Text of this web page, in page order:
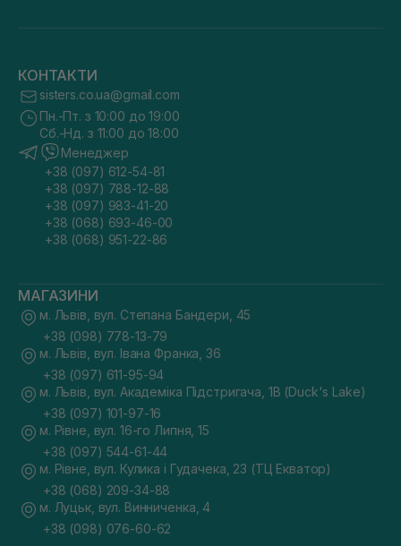
КОНТАКТИ
sisters.co.ua@gmail.com
Пн.-Пт. з 10:00 до 19:00
Сб.-Нд. з 11:00 до 18:00
Менеджер
+38 (097) 612-54-81
+38 (097) 788-12-88
+38 (097) 983-41-20
+38 (068) 693-46-00
+38 (068) 951-22-86
МАГАЗИНИ
м. Львів, вул. Степана Бандери, 45
+38 (098) 778-13-79
м. Львів, вул. Івана Франка, 36
+38 (097) 611-95-94
м. Львів, вул. Академіка Підстригача, 1В (Duck's Lake)
+38 (097) 101-97-16
м. Рівне, вул. 16-го Липня, 15
+38 (097) 544-61-44
м. Рівне, вул. Кулика і Гудачека, 23 (ТЦ Екватор)
+38 (068) 209-34-88
м. Луцьк, вул. Винниченка, 4
+38 (098) 076-60-62